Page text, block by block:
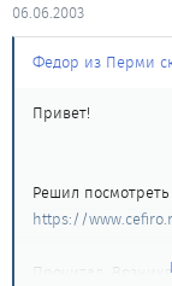
06.06.2003
Федор из Перми
Привет!
Решил
https://
Прочитал.